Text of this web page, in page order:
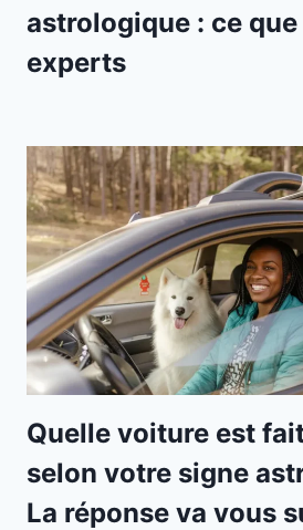
astrologique : ce
experts
Quelle voiture est
selon votre signe
La réponse va vous